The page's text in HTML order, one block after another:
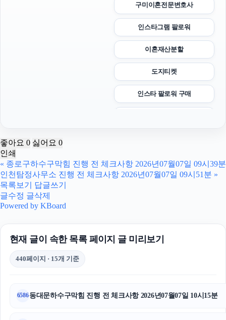
구미이혼전문변호사
인스타그램 팔로워
이혼재산분할
도지티켓
인스타 팔로워 구매
강남성범죄전문변호사
협의이혼
좋아요 0 싫어요 0
인쇄
« 종로구하수구막힘 진행 전 체크사항 2026년07월07일 09시39분
인천탐정사무소 진행 전 체크사항 2026년07월07일 09시51분 »
목록보기
답글쓰기
글수정 글삭제
Powered by KBoard
현재 글이 속한 목록 페이지 글 미리보기
440페이지 · 15개 기준
6586동대문하수구막힘 진행 전 체크사항 2026년07월07일 10시15분